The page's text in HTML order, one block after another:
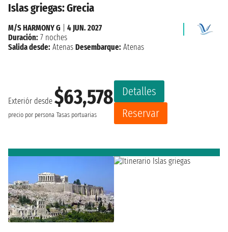
Islas griegas: Grecia
Exteriór desde $63,578
precio por persona Tasas portuarias
Detalles
Reservar
M/S HARMONY G
4 JUN. 2027
Duración: 7 noches
Salida desde: Atenas Desembarque: Atenas